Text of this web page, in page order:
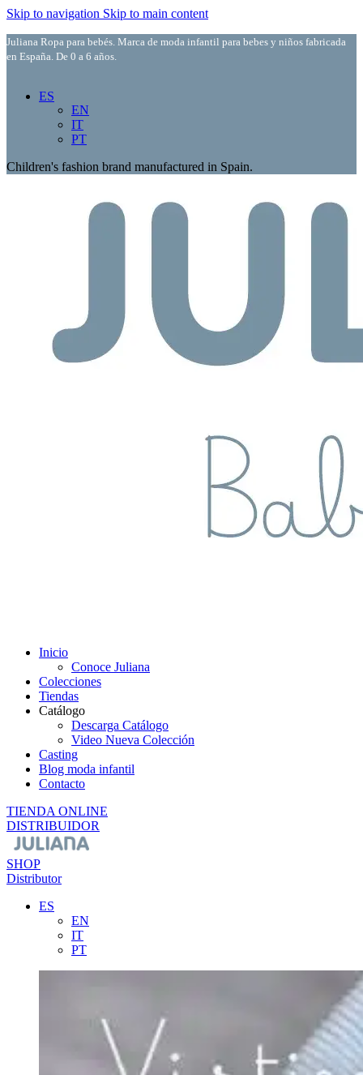
Skip to navigation Skip to main content
Juliana Ropa para bebés. Marca de moda infantil para bebes y niños fabricada
en España. De 0 a 6 años.
ES
EN
IT
PT
Children's fashion brand manufactured in Spain.
Inicio
Conoce Juliana
Colecciones
Tiendas
Catálogo
Descarga Catálogo
Video Nueva Colección
Casting
Blog moda infantil
Contacto
TIENDA ONLINE
DISTRIBUIDOR
SHOP
Distributor
ES
EN
IT
PT